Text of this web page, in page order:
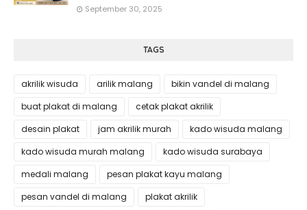
September 30, 2025
TAGS
akrilik wisuda arilik malang
bikin vandel di malang
buat plakat di malang
cetak plakat akrilik
desain plakat
jam akrilik murah
kado wisuda malang
kado wisuda murah malang
kado wisuda surabaya
medali malang
pesan plakat kayu malang
pesan vandel di malang
plakat akrilik